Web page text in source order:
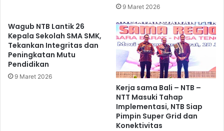
9 Maret 2026
Wagub NTB Lantik 26
Kepala Sekolah SMA SMK,
Tekankan Integritas dan
Peningkatan Mutu
Pendidikan
9 Maret 2026
Kerja sama Bali – NTB –
NTT Masuki Tahap
Implementasi, NTB Siap
Pimpin Super Grid dan
Konektivitas